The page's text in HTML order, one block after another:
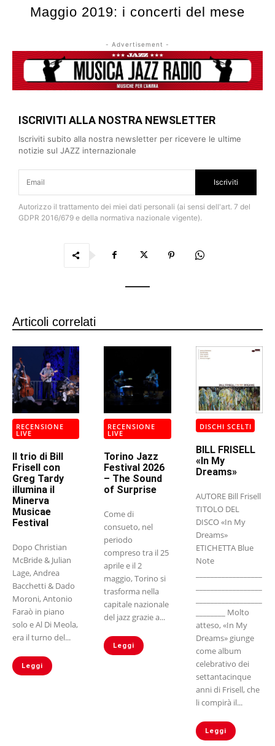
Maggio 2019: i concerti del mese
- Advertisement -
ISCRIVITI ALLA NOSTRA NEWSLETTER
Iscriviti subito alla nostra newsletter per ricevere le ultime
notizie sul JAZZ internazionale
Iscriviti
Autorizzo il trattamento dei miei dati personali (ai sensi dell'art. 7 del
GDPR 2016/679 e della normativa nazionale vigente).
Articoli correlati
RECENSIONE
LIVE
Il trio di Bill
Frisell con
Greg Tardy
illumina il
Minerva
Musicae
Festival
Dopo Christian
McBride & Julian
Lage, Andrea
Bacchetti & Dado
Moroni, Antonio
Faraò in piano
solo e Al Di Meola,
era il turno del...
Leggi
RECENSIONE
LIVE
Torino Jazz
Festival 2026
– The Sound
of Surprise
Come di
consueto, nel
periodo
compreso tra il 25
aprile e il 2
maggio, Torino si
trasforma nella
capitale nazionale
del jazz grazie a...
Leggi
DISCHI SCELTI
BILL FRISELL
«In My
Dreams»
AUTORE Bill Frisell
TITOLO DEL
DISCO «In My
Dreams»
ETICHETTA Blue
Note
atteso, «In My
Dreams» giunge
come album
celebrativo dei
settantacinque
anni di Frisell, che
li compirà il...
Leggi